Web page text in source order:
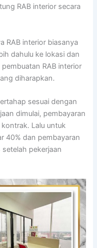
RAB interior secara
RAB interior biasanya
dahulu ke lokasi dan
RAB interior
diharapkan.
sesuai dengan
dimulai, pembayaran
Lalu untuk
40% dan pembayaran
pekerjaan